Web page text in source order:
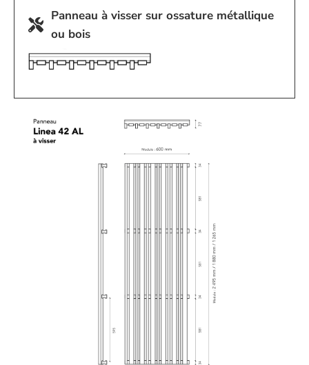
Panneau à visser sur ossature métallique
ou bois